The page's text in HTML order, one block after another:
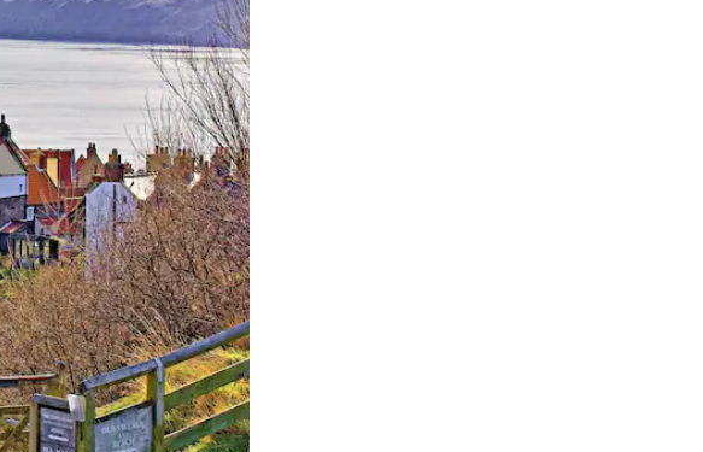
appuyant et en faisant glisser.